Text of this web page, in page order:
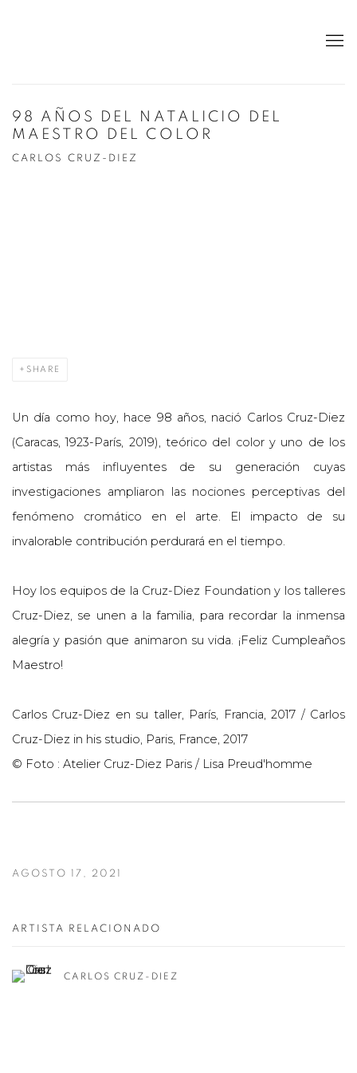
98 AÑOS DEL NATALICIO DEL
MAESTRO DEL COLOR
CARLOS CRUZ-DIEZ
SHARE
Un día como hoy, hace 98 años, nació Carlos Cruz-Diez
(Caracas, 1923-París, 2019), teórico del color y uno de los
artistas más influyentes de su generación cuyas
investigaciones ampliaron las nociones perceptivas del
fenómeno cromático en el arte. El impacto de su
invalorable contribución perdurará en el tiempo.
Hoy los equipos de la Cruz-Diez Foundation y los talleres
Cruz-Diez, se unen a la familia, para recordar la inmensa
alegría y pasión que animaron su vida. ¡Feliz Cumpleaños
Maestro!
Carlos Cruz-Diez en su taller, París, Francia, 2017 / Carlos
Cruz-Diez in his studio, Paris, France, 2017
© Foto : Atelier Cruz-Diez Paris / Lisa Preud'homme
AGOSTO 17, 2021
ARTISTA RELACIONADO
CARLOS CRUZ-DIEZ